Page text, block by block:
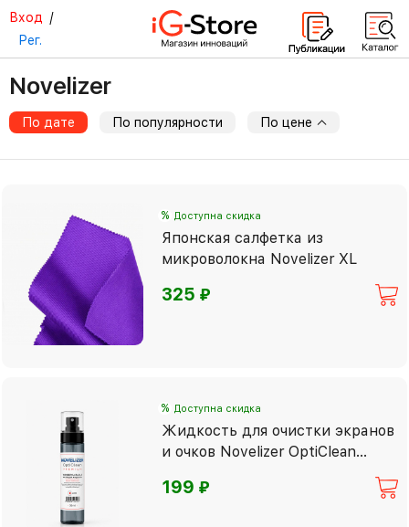
Вход /
Рег.
Novelizer
По дате По популярности По цене
% Доступна скидка
Японская салфетка из
микроволокна Novelizer XL
325⃏
% Доступна скидка
Жидкость для очистки экранов
и очков Novelizer OptiClean
199⃏